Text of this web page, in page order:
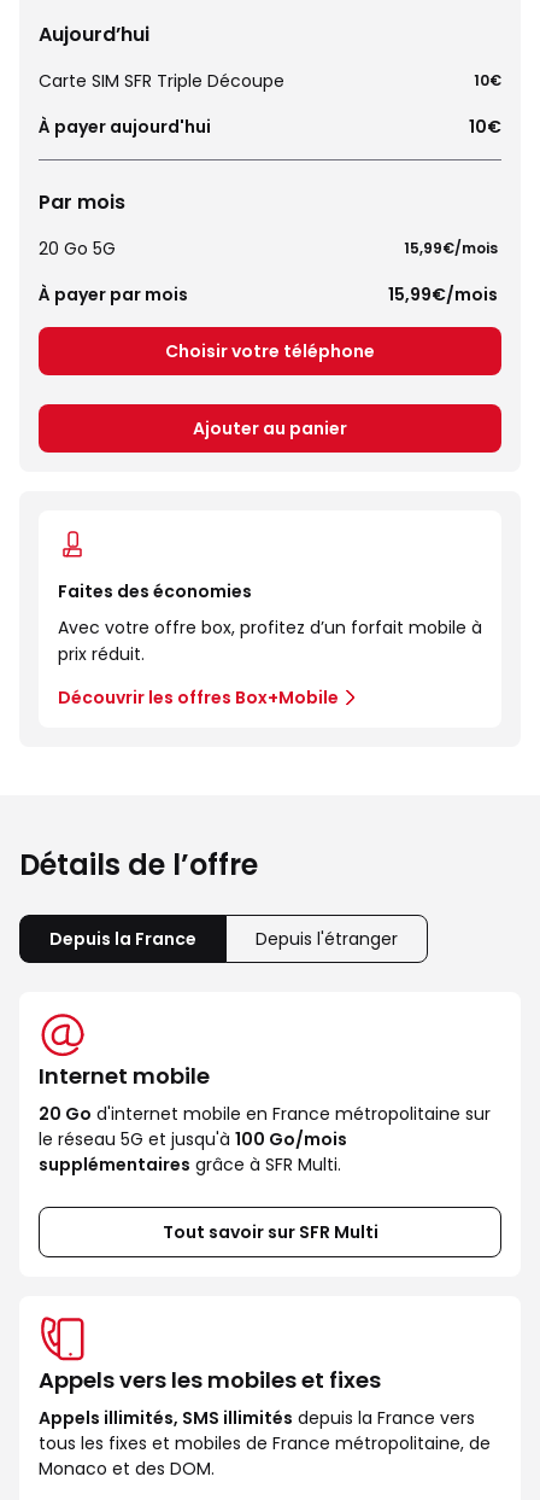
Aujourd’hui
Carte SIM SFR Triple Découpe 10€
À payer aujourd'hui 10€
Par mois
20 Go 5G 15,99€/mois
À payer par mois 15,99€/mois
Choisir votre téléphone
Ajouter au panier
Faites des économies
Avec votre offre box, profitez d’un forfait mobile à
prix réduit.
Découvrir les offres Box+Mobile
Détails de l’offre
Depuis la France Depuis l'étranger
Internet mobile
20 Go d'internet mobile en France métropolitaine sur
le réseau 5G et jusqu'à 100 Go/mois
supplémentaires grâce à SFR Multi.
Tout savoir sur SFR Multi
Appels vers les mobiles et fixes
Appels illimités, SMS illimités depuis la France vers
tous les fixes et mobiles de France métropolitaine, de
Monaco et des DOM.